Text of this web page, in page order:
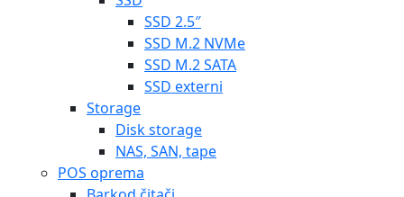
SSD 2.5″
SSD M.2 NVMe
SSD M.2 SATA
SSD externi
Storage
Disk storage
NAS, SAN, tape
POS oprema